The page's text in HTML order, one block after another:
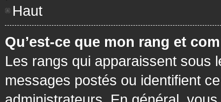
Haut
Qu’est-ce que mon rang et
Les rangs qui apparaissent sous
messages postés ou identifient